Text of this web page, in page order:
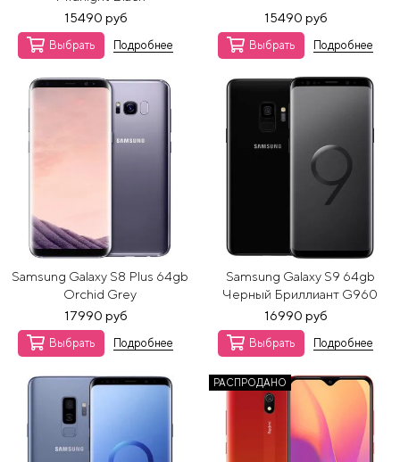
15490 руб
Выбрать Подробнее
15490 руб
Выбрать Подробнее
Samsung Galaxy S8 Plus 64gb
Orchid Grey
17990 руб
Выбрать Подробнее
Samsung Galaxy S9 64gb
Черный Бриллиант G960
16990 руб
Выбрать Подробнее
РАСПРОДАНО